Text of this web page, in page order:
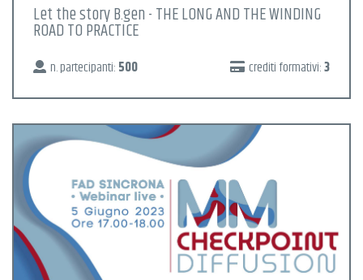
Let the story B.gen - THE LONG AND THE WINDING
ROAD TO PRACTICE
n. partecipanti: 500 crediti formativi:3